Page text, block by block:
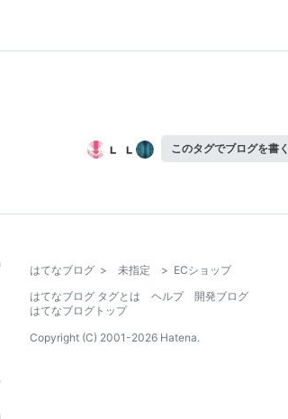
このタグでブログを書く
はてなブログ > 未指定 > ECショップ
はてなブログ タグとは
ヘルプ
開発ブログ
はてなブログトップ
Copyright (C) 2001-2026 Hatena.